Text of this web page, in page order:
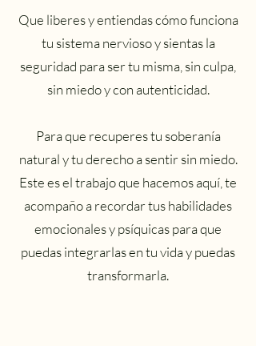
Que liberes y entiendas cómo funciona
tu sistema nervioso y sientas la
seguridad para ser tu misma, sin culpa,
sin miedo y con autenticidad.
Para que recuperes tu soberanía
natural y tu derecho a sentir sin miedo.
Este es el trabajo que hacemos aquí, te
acompaño a recordar tus habilidades
emocionales y psíquicas para que
puedas integrarlas en tu vida y puedas
transformarla.